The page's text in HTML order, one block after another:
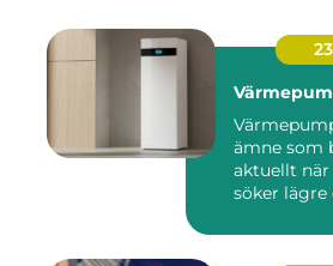
ämne som
aktuellt när
söker lägre